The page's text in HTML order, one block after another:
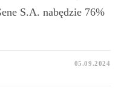
S.A. nabędzie 76%
05.09.2024